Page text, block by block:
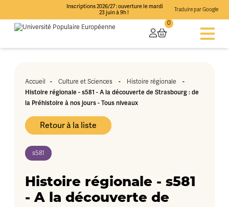
Inscriptions 2026/27 : ouverture le mardi
23 juin à 9h !
Traduire par Google
0
Accueil - Culture et Sciences - Histoire régionale
-
Histoire régionale - s581 - A la découverte de Strasbourg : de
la Préhistoire à nos jours - Tous niveaux
Retour à la liste
s581
Histoire régionale - s581
- A la découverte de